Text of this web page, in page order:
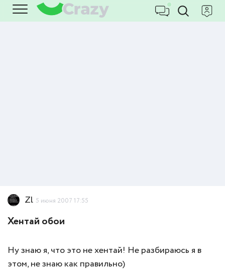
Zl 5 июня 2007 17:55
Хентай обои
Ну знаю я, что это не хентай! Не разбираюсь я в
этом, не знаю как правильно)